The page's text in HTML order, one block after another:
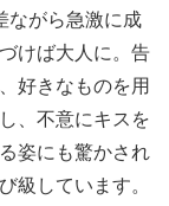
ながら急激に成
けば大人に。告
好きなものを用
、不意にキスを
姿にも驚かされ
級しています。